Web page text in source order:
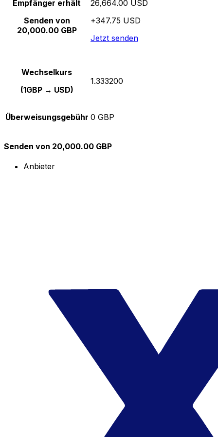
Empfänger erhält
Senden von
20,000.00 GBP
26,664.00 USD
+347.75 USD
Jetzt senden
Wechselkurs
(1GBP → USD)
1.333200
Überweisungsgebühr 0 GBP
Senden von 20,000.00 GBP
Anbieter